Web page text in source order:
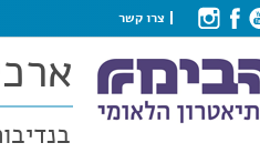
צרו קשר